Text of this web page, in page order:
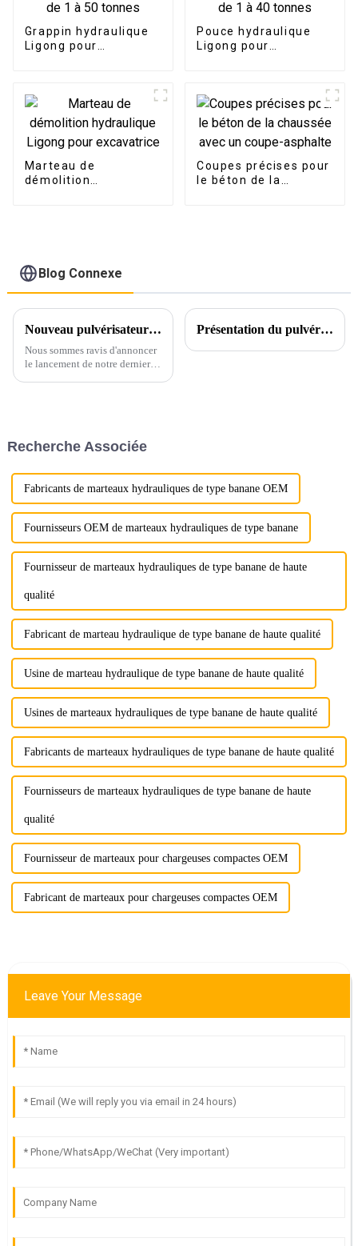
Grappin hydraulique
Ligong pour
Pouce hydraulique
Ligong pour
Marteau de
démolition
Coupes précises pour
le béton de la
Blog Connexe
Nouveau pulvérisateur à mâchoires remplaçable Ligong
Nous sommes ravis d'annoncer
le lancement de notre dernier
clients.
Présentation du pulvérisateur rotatif Ligong : redéfinir l'efficacité de la démolition
Recherche Associée
Fabricants de marteaux hydrauliques de type banane OEM
Fournisseurs OEM de marteaux hydrauliques de type banane
Fournisseur de marteaux hydrauliques de type banane de haute
qualité
Fabricant de marteau hydraulique de type banane de haute qualité
Usine de marteau hydraulique de type banane de haute qualité
Usines de marteaux hydrauliques de type banane de haute qualité
Fabricants de marteaux hydrauliques de type banane de haute qualité
Fournisseurs de marteaux hydrauliques de type banane de haute
qualité
Fournisseur de marteaux pour chargeuses compactes OEM
Fabricant de marteaux pour chargeuses compactes OEM
Leave Your Message